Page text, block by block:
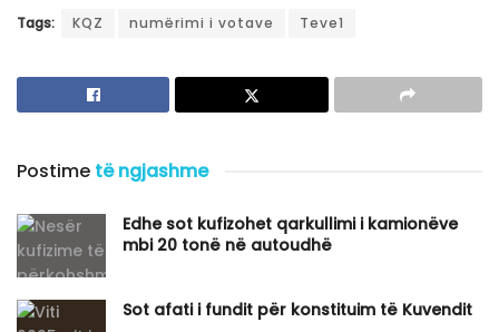
Tags: KQZ numërimi i votave Teve1
Postime të ngjashme
​Edhe sot kufizohet qarkullimi i kamionëve
mbi 20 tonë në autoudhë
Sot afati i fundit për konstituim të Kuvendit